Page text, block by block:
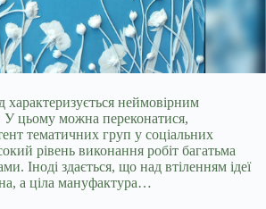
характеризується неймовірним
У цьому можна переконатися,
тематичних груп у соціальних
рівень виконання робіт багатьма
Іноді здається, що над втіленням ідеї
а ціла мануфактура…